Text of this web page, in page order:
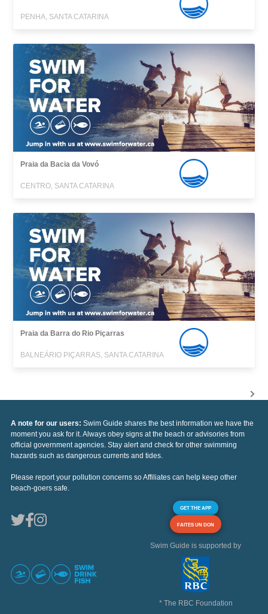
PENHA, SANTA CATARINA
Praia da Bacia da Vovó
CENTRO, SANTA CATARINA
Praia da Barra do Rio Piçarras
BALNEÁRIO PIÇARRAS, SANTA CATARINA
A note for our users: Swim Guide shares the best information we have the
moment you ask for it. Always obey signs at the beach or advisories from
official government agencies. Stay alert and check for other swimming
hazards such as dangerous currents and tides.
Please report your pollution concerns so Affiliates can help keep other
beach-goers safe.
GET THE APP
FAITES UN DON
Swim Guide is supported by
* The RBC Foundation